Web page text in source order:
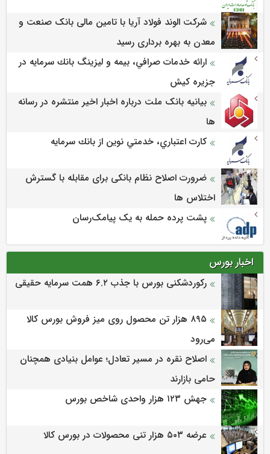
شرکت الوند فولاد آریا با تامین مالی بانک صنعت و
معدن به بهره برداری رسید
ارائه خدمات صرافي، بيمه و ليزينگ بانك سرمايه در
جزيره كيش
بیانیه بانک ملت درباره اخبار اخیر منتشره در رسانه
ها
كارت اعتباري، خدمتي نوين از بانك سرمايه
ضرورت اصلاح نظام بانکی برای مقابله با گسترش
اختلاس ها
پشت پرده حمله به یک پیامک‌رسان
اخبار بورس
رکوردشکنی بورس با جذب ۶.۲ همت سرمایه حقیقی
۸۹۵ هزار تن محصول روی میز فروش بورس کالا
می‌‌رود
اصلاح نقره در مسیر تعادل؛ عوامل بنیادی همچنان
حامی بازارند
جهش ۱۲۳ هزار واحدی شاخص بورس
عرضه ۵۰۳ هزار تنی محصولات در بورس کالا